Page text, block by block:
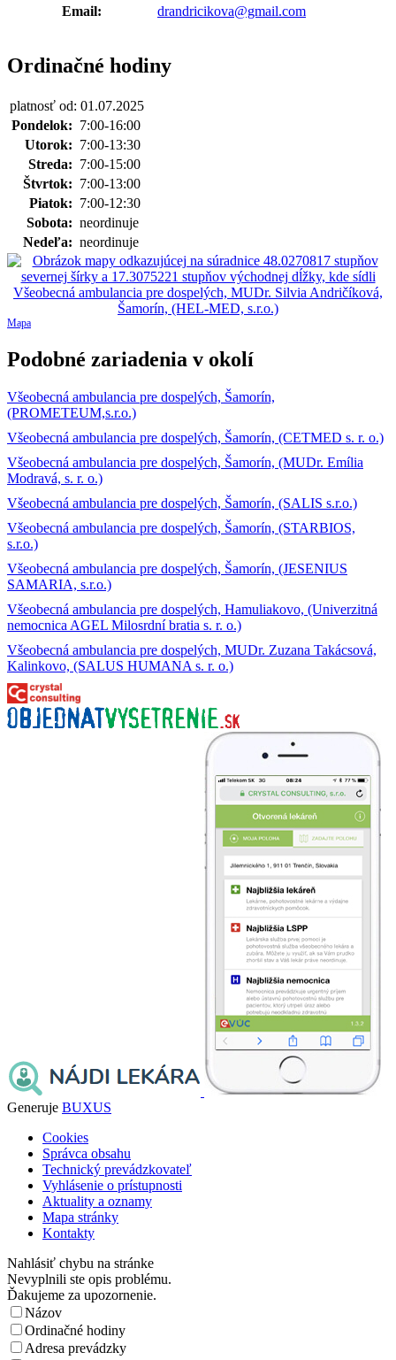
Email: drandricikova@gmail.com
Ordinačné hodiny
platnosť od: 01.07.2025
Pondelok: 7:00-16:00
Utorok: 7:00-13:30
Streda: 7:00-15:00
Štvrtok: 7:00-13:00
Piatok: 7:00-12:30
Sobota: neordinuje
Nedeľa: neordinuje
Mapa
Podobné zariadenia v okolí
Všeobecná ambulancia pre dospelých, Šamorín,
(PROMETEUM,s.r.o.)
Všeobecná ambulancia pre dospelých, Šamorín, (CETMED s. r. o.)
Všeobecná ambulancia pre dospelých, Šamorín, (MUDr. Emília
Modravá, s. r. o.)
Všeobecná ambulancia pre dospelých, Šamorín, (SALIS s.r.o.)
Všeobecná ambulancia pre dospelých, Šamorín, (STARBIOS,
s.r.o.)
Všeobecná ambulancia pre dospelých, Šamorín, (JESENIUS
SAMARIA, s.r.o.)
Všeobecná ambulancia pre dospelých, Hamuliakovo, (Univerzitná
nemocnica AGEL Milosrdní bratia s. r. o.)
Všeobecná ambulancia pre dospelých, MUDr. Zuzana Takácsová,
Kalinkovo, (SALUS HUMANA s. r. o.)
Generuje BUXUS
Cookies
Správca obsahu
Technický prevádzkovateľ
Vyhlásenie o prístupnosti
Aktuality a oznamy
Mapa stránky
Kontakty
Nahlásiť chybu na stránke
Nevyplnili ste opis problému.
Ďakujeme za upozornenie.
Názov
Ordinačné hodiny
Adresa prevádzky